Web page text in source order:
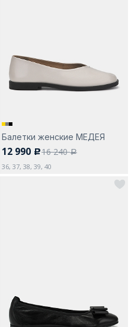
Балетки женские МЕДЕЯ
12 990 c16 240a
36, 37, 38, 39, 40